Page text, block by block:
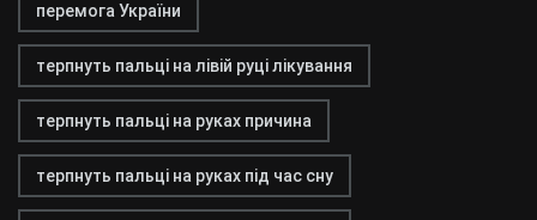
перемога України
терпнуть пальці на лівій руці лікування
терпнуть пальці на руках причина
терпнуть пальці на руках під час сну